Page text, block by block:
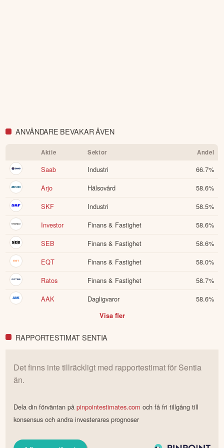
ANVÄNDARE BEVAKAR ÄVEN
Aktie Sektor Andel
Saab Industri 66.7%
Arjo
Hälsovård 58.6%
SKF
Industri 58.5%
Investor
Finans & Fastighet 58.6%
SEB
Finans & Fastighet 58.6%
EQT
Finans & Fastighet 58.0%
Ratos
Finans & Fastighet 58.7%
AAK
Dagligvaror 58.6%
Visa fler
RAPPORTESTIMAT SENTIA
Det finns inte tillräckligt med rapportestimat för Sentia
än.
Dela din förväntan påpinpointestimates.com och få fri tillgång till
konsensus och andra investerares prognoser